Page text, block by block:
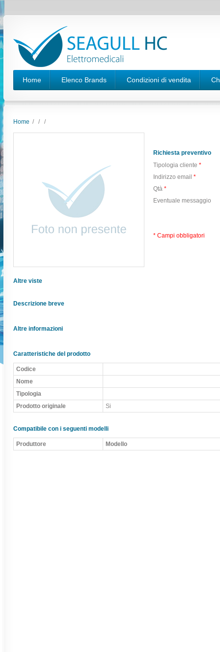
Home Elenco Brands Condizioni di vendita
Home / / /
Richiesta preventivo
Tipologia cliente *
Indirizzo email *
Qtà *
Eventuale messaggio
* Campi obbligatori
Altre viste
Descrizione breve
Altre informazioni
Caratteristiche del prodotto
Codice
Nome
Tipologia
Prodotto originale
Si
Compatibile con i seguenti modelli
Produttore Modello